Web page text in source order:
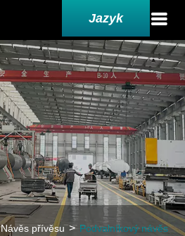
Jazyk
Návěs přívěsu Podvalníkový návěs